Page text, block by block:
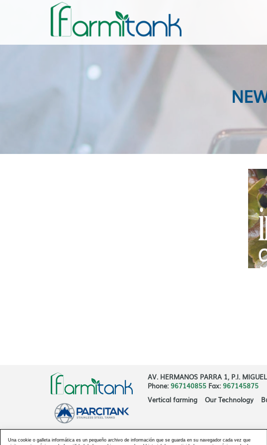
AV. HERMANOS PARRA 1, P.I.
Phone: 967140855 Fax: 967145875
Vertical farming
Our Technology
Una cookie o galleta informática es un pequeño archivo de información que se guarda en su navegador cada vez que